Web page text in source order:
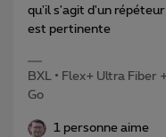
qu'il s'agit d'un
est pertinente
BXL • Flex+ Ultra Fiber
Go
1 personne aime